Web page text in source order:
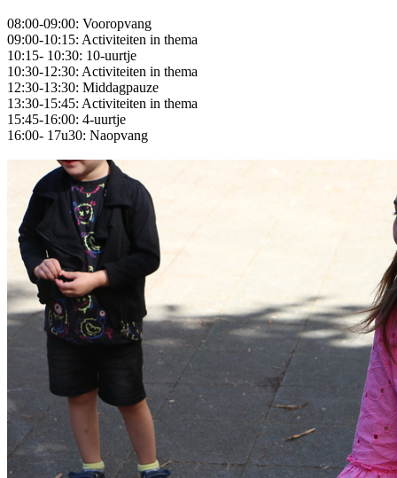
08:00-09:00: Vooropvang
09:00-10:15: Activiteiten in thema
10:15- 10:30: 10-uurtje
10:30-12:30: Activiteiten in thema
12:30-13:30: Middagpauze
13:30-15:45: Activiteiten in thema
15:45-16:00: 4-uurtje
16:00- 17u30: Naopvang